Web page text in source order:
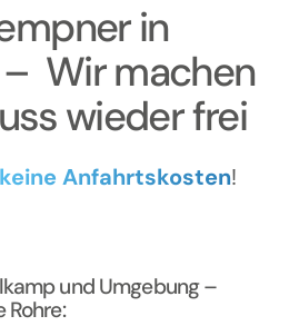
in
Wir machen
wieder frei
keine Anfahrtskosten!
und Umgebung –